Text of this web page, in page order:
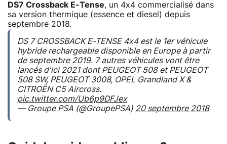
DS7 Crossback E-Tense, un 4x4 commercialisé dans
sa version thermique (essence et diesel) depuis
septembre 2018.
DS 7 CROSSBACK E-TENSE 4x4 est le 1er véhicule
hybride rechargeable disponible en Europe à partir
de septembre 2019. 7 autres véhicules vont être
lancés d'ici 2021 dont PEUGEOT 508 et PEUGEOT
508 SW, PEUGEOT 3008, OPEL Grandland X &
CITROËN C5 Aircross.
pic.twitter.com/Ub6p9DFJex
— Groupe PSA (@GroupePSA) 20 septembre 2018